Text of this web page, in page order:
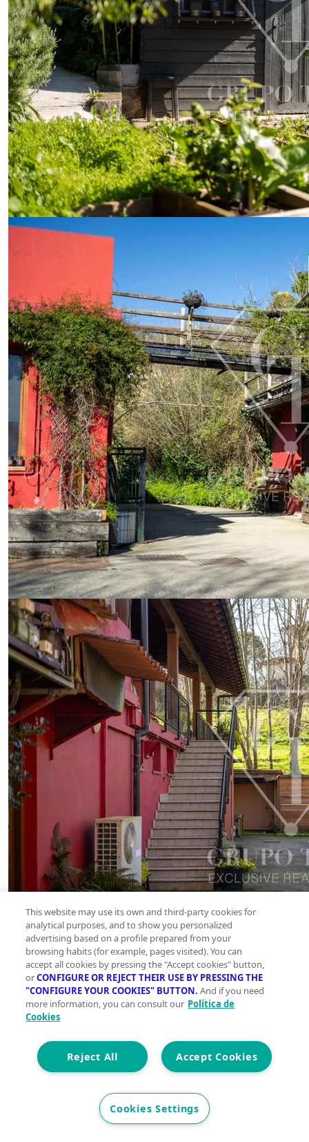
This website may use its own and third-party cookies for
analytical purposes, and to show you personalized
advertising based on a profile prepared from your
browsing habits (for example, pages visited). You can
accept all cookies by pressing the "Accept cookies" button,
orCONFIGURE OR REJECT THEIR USE BY PRESSING THE
"CONFIGURE YOUR COOKIES" BUTTON. And if you need
more information, you can consult our Política de
Cookies
Accept Cookies
Reject All
Cookies Settings